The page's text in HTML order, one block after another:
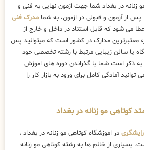
زنانه در بغداد شما جهت ازمون نهایی به فنی و
از آزمون و قبولی در ازمون، به شما مدرک فنی
می شود که قابل استناد در داخل و خارج از
مدارک در کشور است که میتوانید پس
یا سالن زیبایی مرتبط با رشته تخصصی خود
ذکر است شما با گذراندن دوره های اموزش
توانید آمادگی کامل برای ورود به بازار کار را
کوتاهی مو زنانه در بغداد
در اموزشگاه کوتاهی مو زنانه در بغداد ،
بسیاری از خانم ها به رشته کوتاهی مو زنانه